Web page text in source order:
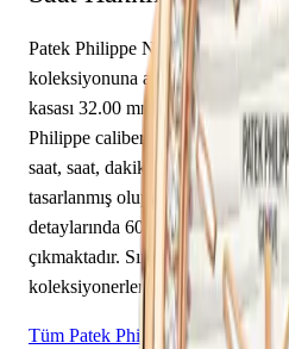
Patek Philippe Nautilus 7010/1R-
koleksiyonuna ait bir kol saati
kasası 32.00 mm çapa sahip olup
Philippe caliber E23-250 S C
saat, saat, dakika özelliklerine
tasarlanmış olup karışık
detaylarında 60.00 m su
çıkmaktadır. Sınırlı üretim
koleksiyonerlerin ilgisini
Tüm Patek Philippe Modelleri